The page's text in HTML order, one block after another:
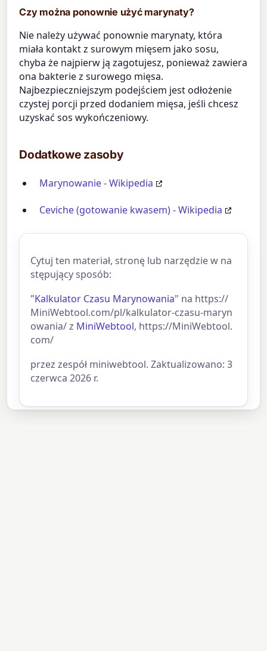
Czy można ponownie użyć marynaty?
Nie należy używać ponownie marynaty, która
miała kontakt z surowym mięsem jako sosu,
chyba że najpierw ją zagotujesz, ponieważ zawiera
ona bakterie z surowego mięsa.
Najbezpieczniejszym podejściem jest odłożenie
czystej porcji przed dodaniem mięsa, jeśli chcesz
uzyskać sos wykończeniowy.
Dodatkowe zasoby
Marynowanie - Wikipedia
Ceviche (gotowanie kwasem) - Wikipedia
Cytuj ten materiał, stronę lub narzędzie w na
stępujący sposób:
"Kalkulator Czasu Marynowania" na https://
MiniWebtool.com/pl/kalkulator-czasu-maryn
owania/ z MiniWebtool, https://MiniWebtool.
com/
przez zespół miniwebtool. Zaktualizowano: 3
czerwca 2026 r.